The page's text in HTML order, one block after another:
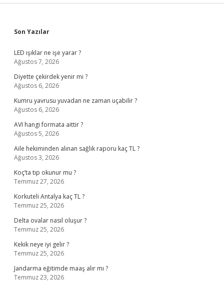
Sidebar
Son Yazılar
LED ışıklar ne işe yarar ?
Ağustos 7, 2026
Diyette çekirdek yenir mi ?
Ağustos 6, 2026
Kumru yavrusu yuvadan ne zaman uçabilir ?
Ağustos 6, 2026
AVI hangi formata aittir ?
Ağustos 5, 2026
Aile hekiminden alınan sağlık raporu kaç TL ?
Ağustos 3, 2026
Koç’ta tıp okunur mu ?
Temmuz 27, 2026
Korkuteli Antalya kaç TL ?
Temmuz 25, 2026
Delta ovalar nasıl oluşur ?
Temmuz 25, 2026
Kekik neye iyi gelir ?
Temmuz 25, 2026
Jandarma eğitimde maaş alır mı ?
Temmuz 23, 2026